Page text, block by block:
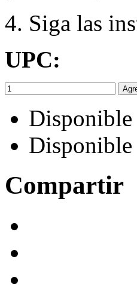
4. Siga las
UPC:
Disponible
Compartir